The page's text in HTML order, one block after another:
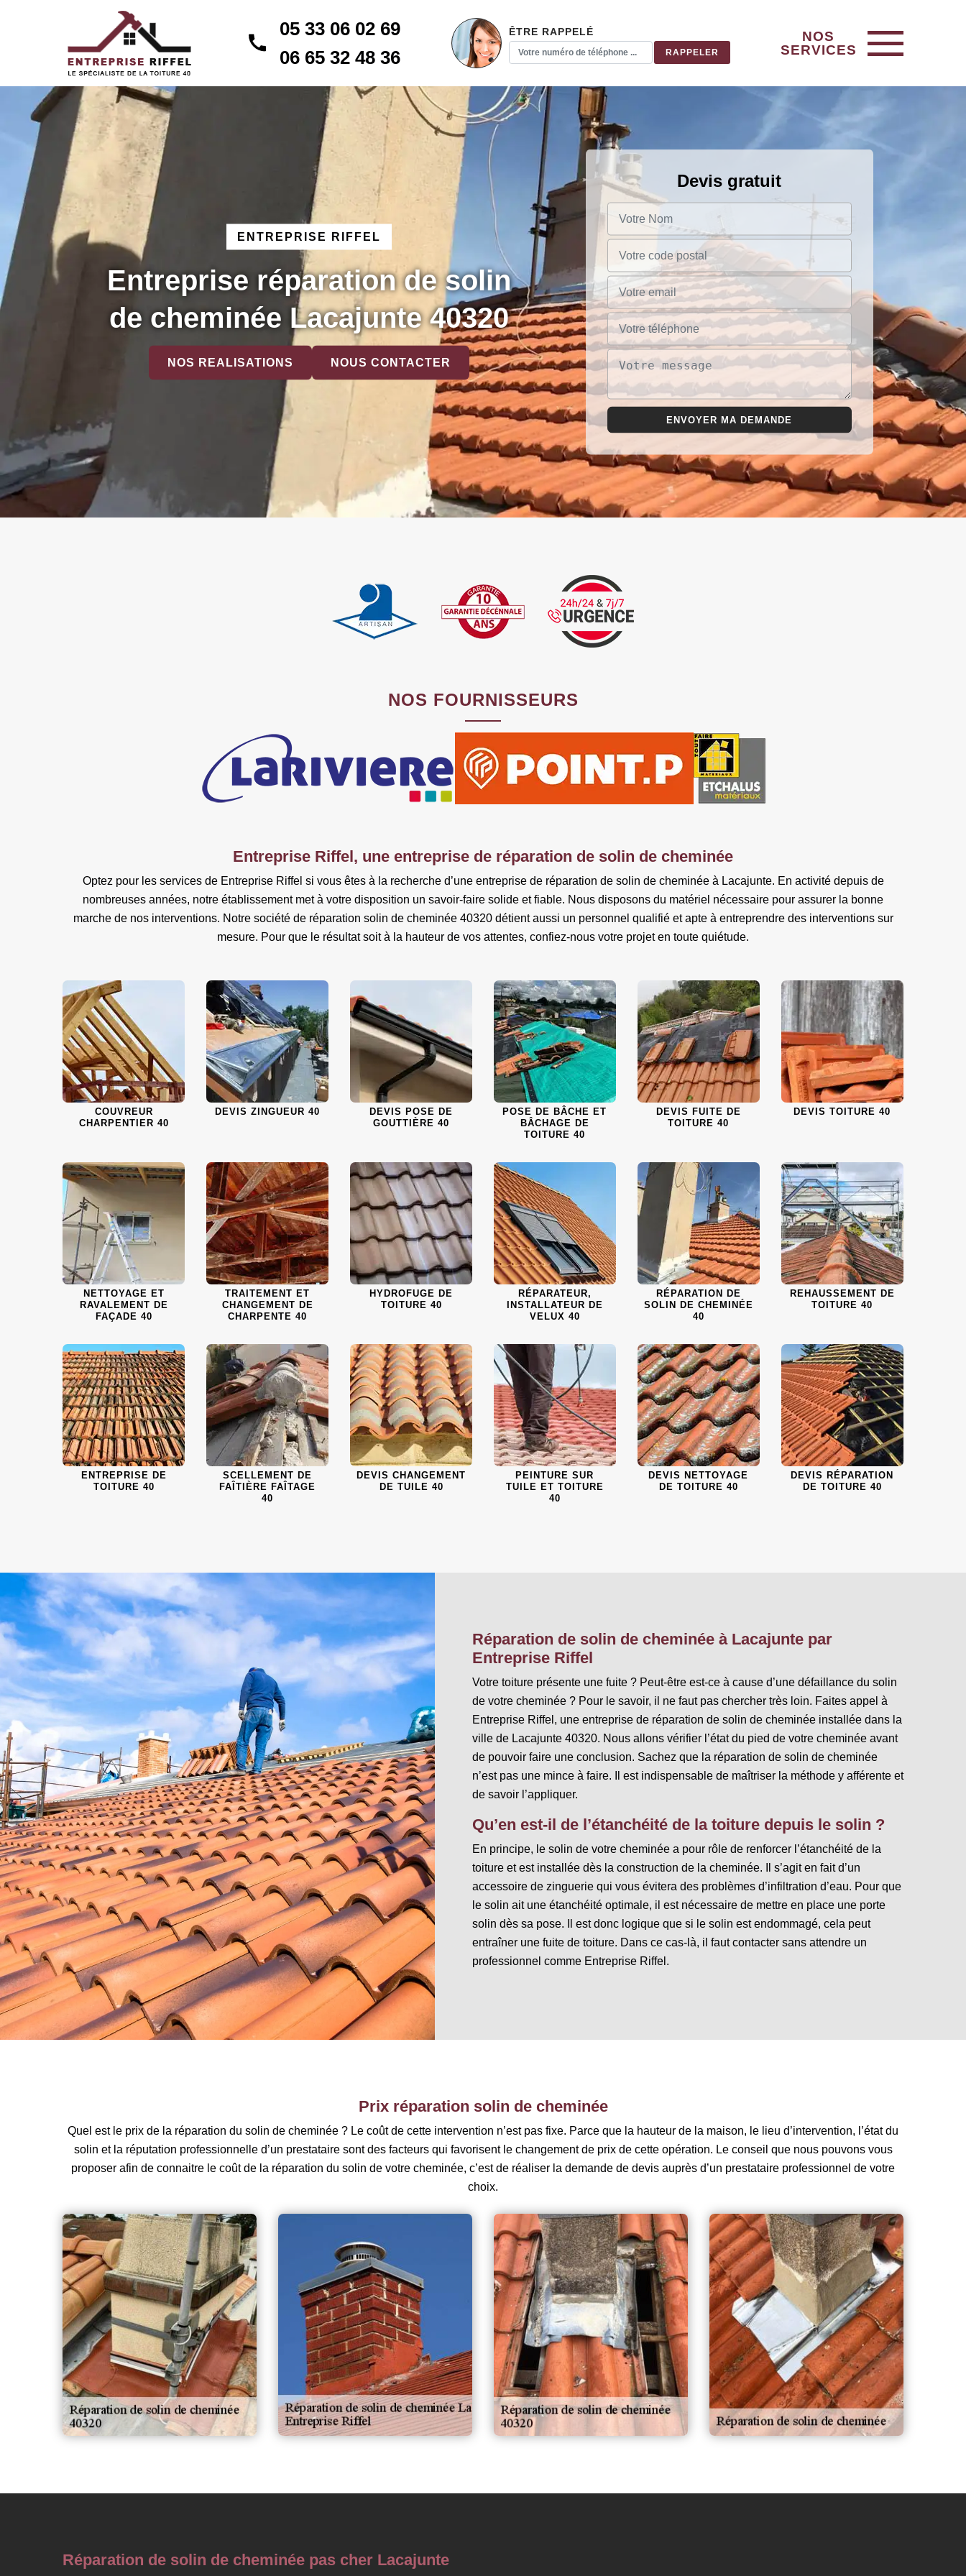
05 33 06 02 69
06 65 32 48 36
ÊTRE RAPPELÉ
NOS
SERVICES
ENTREPRISE RIFFEL
Entreprise réparation de solin
de cheminée Lacajunte 40320
NOS REALISATIONS NOUS CONTACTER
Devis gratuit
NOS FOURNISSEURS
Entreprise Riffel, une entreprise de réparation de solin de cheminée
Optez pour les services de Entreprise Riffel si vous êtes à la recherche d’une entreprise de réparation de solin de cheminée à Lacajunte. En activité depuis de
nombreuses années, notre établissement met à votre disposition un savoir-faire solide et fiable. Nous disposons du matériel nécessaire pour assurer la bonne
marche de nos interventions. Notre société de réparation solin de cheminée 40320 détient aussi un personnel qualifié et apte à entreprendre des interventions sur
mesure. Pour que le résultat soit à la hauteur de vos attentes, confiez-nous votre projet en toute quiétude.
COUVREUR
CHARPENTIER 40
DEVIS ZINGUEUR 40
DEVIS POSE DE
GOUTTIÈRE 40
POSE DE BÂCHE ET
BÂCHAGE DE
TOITURE 40
DEVIS FUITE DE
TOITURE 40
DEVIS TOITURE 40
NETTOYAGE ET
RAVALEMENT DE
FAÇADE 40
TRAITEMENT ET
CHANGEMENT DE
CHARPENTE 40
HYDROFUGE DE
TOITURE 40
RÉPARATEUR,
INSTALLATEUR DE
VELUX 40
RÉPARATION DE
SOLIN DE CHEMINÉE
40
REHAUSSEMENT DE
TOITURE 40
ENTREPRISE DE
TOITURE 40
SCELLEMENT DE
FAÎTIÈRE FAÎTAGE
40
DEVIS CHANGEMENT
DE TUILE 40
PEINTURE SUR
TUILE ET TOITURE
40
DEVIS NETTOYAGE
DE TOITURE 40
DEVIS RÉPARATION
DE TOITURE 40
Réparation de solin de cheminée à Lacajunte par
Entreprise Riffel
Votre toiture présente une fuite ? Peut-être est-ce à cause d’une défaillance du solin
de votre cheminée ? Pour le savoir, il ne faut pas chercher très loin. Faites appel à
Entreprise Riffel, une entreprise de réparation de solin de cheminée installée dans la
ville de Lacajunte 40320. Nous allons vérifier l’état du pied de votre cheminée avant
de pouvoir faire une conclusion. Sachez que la réparation de solin de cheminée
n’est pas une mince à faire. Il est indispensable de maîtriser la méthode y afférente et
de savoir l’appliquer.
Qu’en est-il de l’étanchéité de la toiture depuis le solin ?
En principe, le solin de votre cheminée a pour rôle de renforcer l’étanchéité de la
toiture et est installée dès la construction de la cheminée. Il s’agit en fait d’un
accessoire de zinguerie qui vous évitera des problèmes d’infiltration d’eau. Pour que
le solin ait une étanchéité optimale, il est nécessaire de mettre en place une porte
solin dès sa pose. Il est donc logique que si le solin est endommagé, cela peut
entraîner une fuite de toiture. Dans ce cas-là, il faut contacter sans attendre un
professionnel comme Entreprise Riffel.
Prix réparation solin de cheminée
Quel est le prix de la réparation du solin de cheminée ? Le coût de cette intervention n’est pas fixe. Parce que la hauteur de la maison, le lieu d’intervention, l’état du
solin et la réputation professionnelle d’un prestataire sont des facteurs qui favorisent le changement de prix de cette opération. Le conseil que nous pouvons vous
proposer afin de connaitre le coût de la réparation du solin de votre cheminée, c’est de réaliser la demande de devis auprès d’un prestataire professionnel de votre
choix.
Réparation de solin de cheminée pas cher Lacajunte